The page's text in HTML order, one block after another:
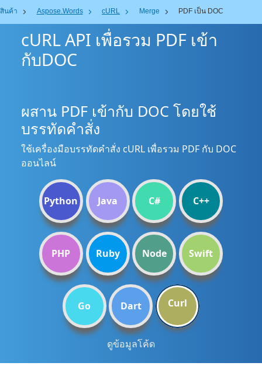
สินค้า Aspose.Words cURL Merge PDF เป็น DOC
cURL API เพื่อรวม PDF เข้า
กับDOC
ผสาน PDF เข้ากับ DOC โดยใช้
บรรทัดคำสั่ง
ใช้เครื่องมือบรรทัดคำสั่ง cURL เพื่อรวม PDF กับ DOC
ออนไลน์
Python Java C# C++
PHP Ruby Node Swift
Go Dart Curl
ดูข้อมูลโค้ด